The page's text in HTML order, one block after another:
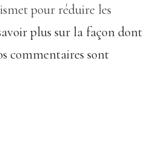
pour réduire les
plus sur la façon dont
commentaires sont